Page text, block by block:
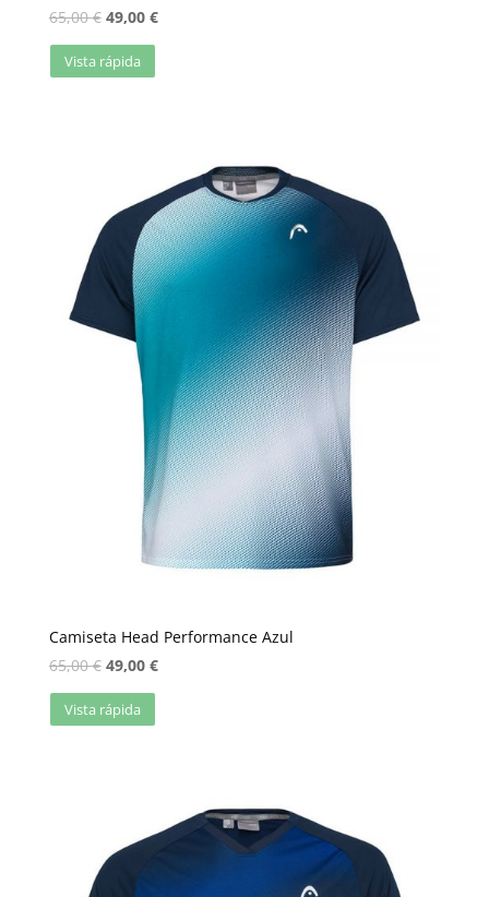
65,00€ 49,00 €
Vista rápida
Camiseta Head Performance Azul
65,00€ 49,00 €
Vista rápida